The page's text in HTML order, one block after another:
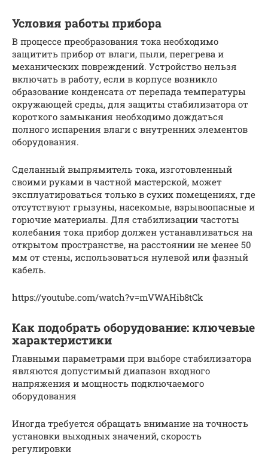
Условия работы прибора
В процессе преобразования тока необходимо
защитить прибор от влаги, пыли, перегрева и
механических повреждений. Устройство нельзя
включать в работу, если в корпусе возникло
образование конденсата от перепада температуры
окружающей среды, для защиты стабилизатора от
короткого замыкания необходимо дождаться
полного испарения влаги с внутренних элементов
оборудования.
Сделанный выпрямитель тока, изготовленный
своими руками в частной мастерской, может
эксплуатироваться только в сухих помещениях, где
отсутствуют грызуны, насекомые, взрывоопасные и
горючие материалы. Для стабилизации частоты
колебания тока прибор должен устанавливаться на
открытом пространстве, на расстоянии не менее 50
мм от стены, использоваться нулевой или фазный
кабель.
https://youtube.com/watch?v=mVWAHib8tCk
Как подобрать оборудование: ключевые
характеристики
Главными параметрами при выборе стабилизатора
являются допустимый диапазон входного
напряжения и мощность подключаемого
оборудования
Иногда требуется обращать внимание на точность
установки выходных значений, скорость
регулировки